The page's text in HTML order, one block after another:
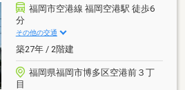
福岡市空港線 福岡空港駅 徒歩6
分
その他の交通
築27年 / 2階建
福岡県福岡市博多区空港前３丁
目